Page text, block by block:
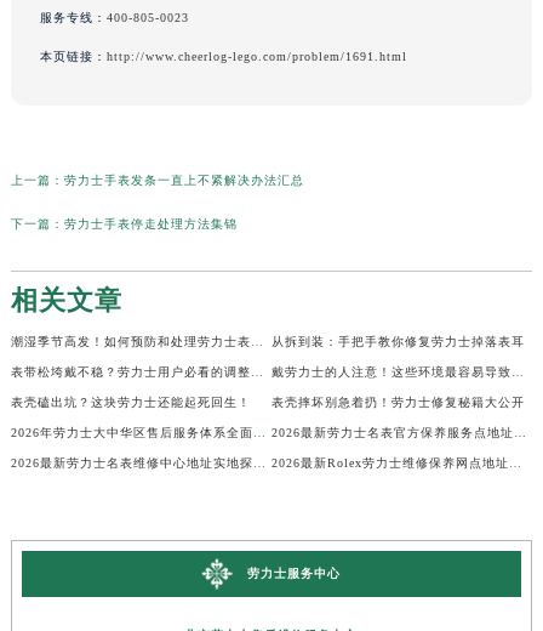
服务专线： 400-805-0023
本页链接： http://www.cheerlog-lego.com/problem/1691.html
上一篇： 劳力士手表发条一直上不紧解决办法汇总
下一篇： 劳力士手表停走处理方法集锦
相关文章
潮湿季节高发！如何预防和处理劳力士表盘生锈？ 从拆到装：手把手教你修复劳力士掉落表耳
表带松垮戴不稳？劳力士用户必看的调整秘籍！ 戴劳力士的人注意！这些环境最容易导致生锈
表壳磕出坑？这块劳力士还能起死回生！ 表壳摔坏别急着扔！劳力士修复秘籍大公开
2026年劳力士大中华区售后服务体系全面升级公告（最新电话及地址） 2026最新劳力士名表官方保养服务点地址实地探访报告
2026最新劳力士名表维修中心地址实地探访报告 2026最新Rolex劳力士维修保养网点地址考察报告
劳力士服务中心